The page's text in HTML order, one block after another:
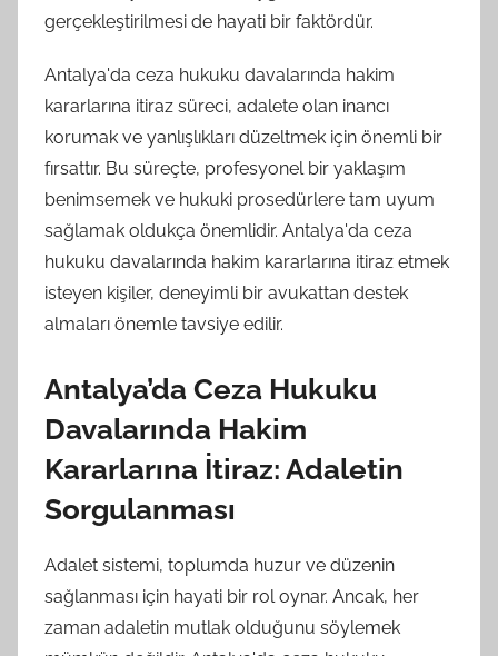
gerçekleştirilmesi de hayati bir faktördür.
Antalya'da ceza hukuku davalarında hakim
kararlarına itiraz süreci, adalete olan inancı
korumak ve yanlışlıkları düzeltmek için önemli bir
fırsattır. Bu süreçte, profesyonel bir yaklaşım
benimsemek ve hukuki prosedürlere tam uyum
sağlamak oldukça önemlidir. Antalya'da ceza
hukuku davalarında hakim kararlarına itiraz etmek
isteyen kişiler, deneyimli bir avukattan destek
almaları önemle tavsiye edilir.
Antalya’da Ceza Hukuku
Davalarında Hakim
Kararlarına İtiraz: Adaletin
Sorgulanması
Adalet sistemi, toplumda huzur ve düzenin
sağlanması için hayati bir rol oynar. Ancak, her
zaman adaletin mutlak olduğunu söylemek